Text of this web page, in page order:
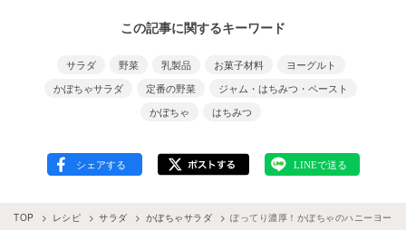
この記事に関するキーワード
サラダ 野菜 乳製品 お菓子材料
ヨーグルト
かぼちゃサラダ
定番の野菜
ジャム・はちみつ・ペースト
かぼちゃ
はちみつ
TOP レシピ サラダ かぼちゃサラダ ぽってり濃厚！かぼちゃのハニーヨーグ